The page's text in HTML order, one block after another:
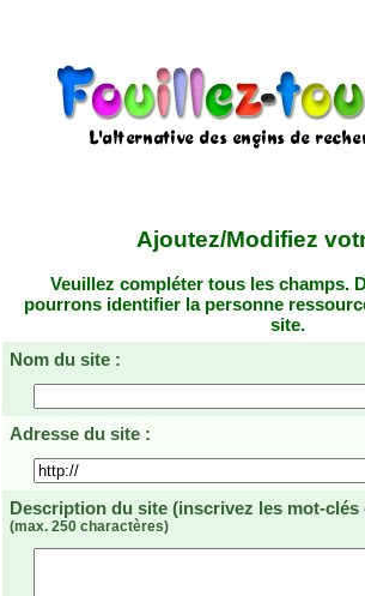
Ajoutez/Modifiez
Veuillez compléter tous les champs.
pourrons identifier la personne
site.
Nom du site :
Adresse du site :
Description du site (inscrivez les mot-
(max. 250 charactères)